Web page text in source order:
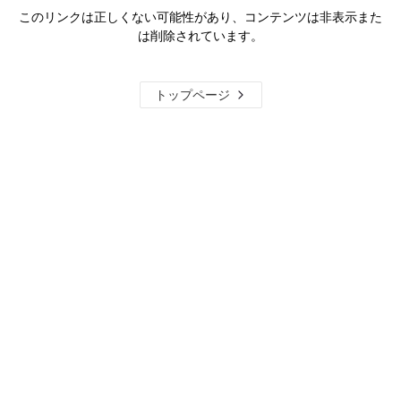
このリンクは正しくない可能性があり、コンテンツは非表示また
は削除されています。
トップページ